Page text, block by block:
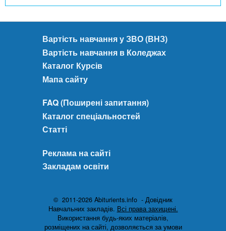
Вартість навчання у ЗВО (ВНЗ)
Вартість навчання в Коледжах
Каталог Курсів
Мапа сайту
FAQ (Поширені запитання)
Каталог спеціальностей
Статті
Реклама на сайті
Закладам освіти
© 2011-2026 Abiturients.info - Довідник
Навчальних закладів. Всі права захищені.
Використання будь-яких матеріалів,
розміщених на сайті, дозволяється за умови